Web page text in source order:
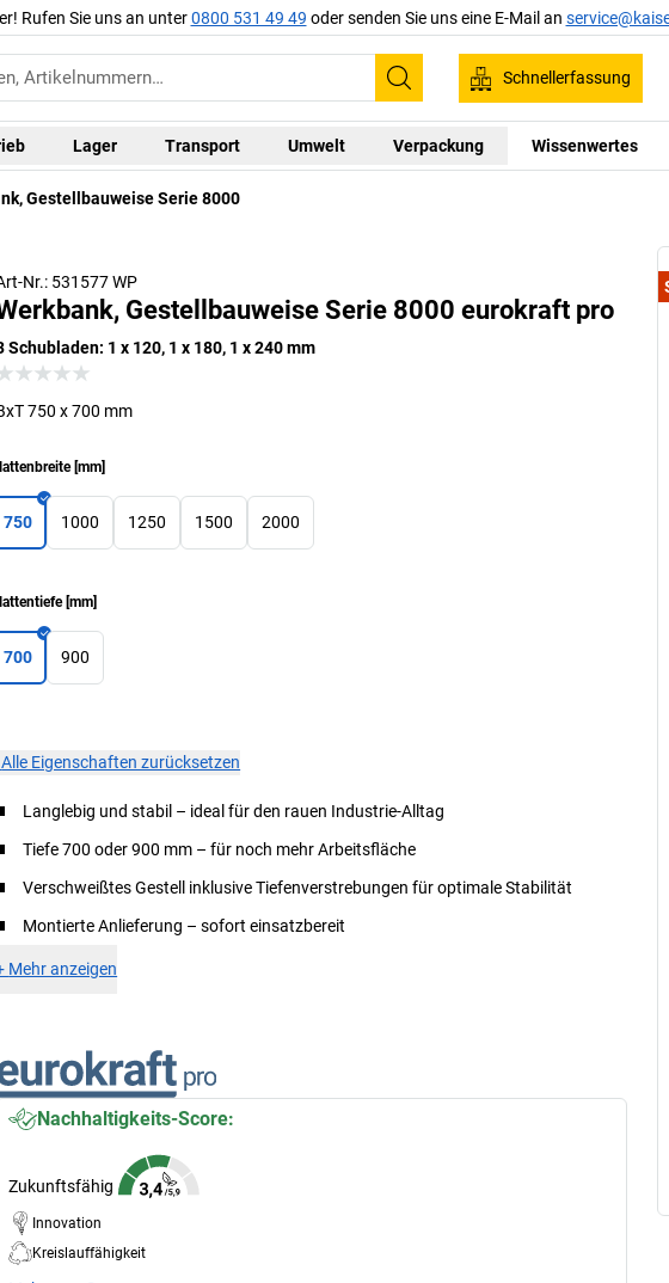
Rufen Sie uns an unter0800 531 49 49 oder senden Sie uns eine E-Mail an
Suchen
Schnellerfassung
Lager Transport Umwelt Verpackung Wissenwertes
Gestellbauweise Serie 8000
Nr.: 531577 WP
Gestellbauweise Serie 8000 eurokraft pro
Schubladen: 1 x 120, 1 x 180, 1 x 240 mm
750 x 700 mm
[mm]
750 1000 1250 1500 2000
[mm]
700 900
Alle Eigenschaften zurücksetzen
Langlebig und stabil – ideal für den rauen Industrie-Alltag
Tiefe 700 oder 900 mm – für noch mehr Arbeitsfläche
Verschweißtes Gestell inklusive Tiefenverstrebungen für optimale Stabilität
Montierte Anlieferung – sofort einsatzbereit
Mehr anzeigen
Nachhaltigkeits-Score:
Zukunftsfähig
Innovation
Kreislauffähigkeit